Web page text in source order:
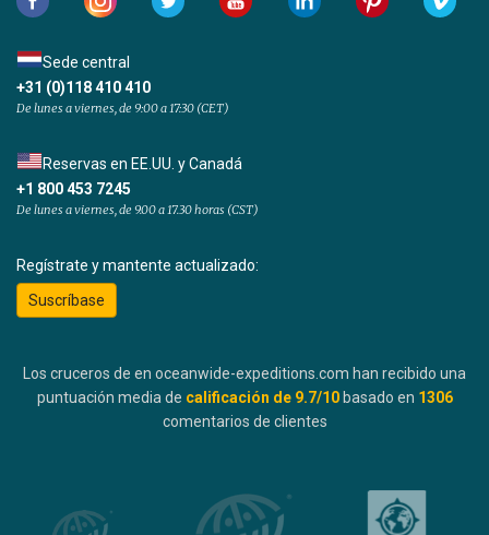
Sede central
+31 (0)118 410 410
De lunes a viernes, de 9:00 a 17:30 (CET)
Reservas en EE.UU. y Canadá
+1 800 453 7245
De lunes a viernes, de 9.00 a 17.30 horas (CST)
Regístrate y mantente actualizado:
Suscríbase
Los cruceros de en oceanwide-expeditions.com han recibido una
puntuación media de calificación de 9.7/10 basado en 1306
comentarios de clientes